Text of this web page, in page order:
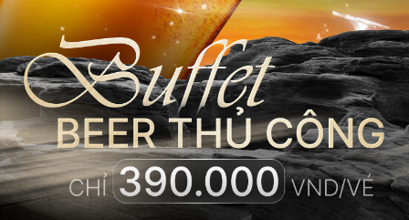
QUYỆN CƠN
SAY